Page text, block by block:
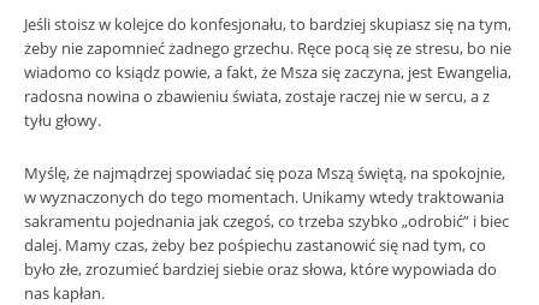
Jeśli stoisz w kolejce do konfesjonału, to bardziej skupiasz się na tym,
żeby nie zapomnieć żadnego grzechu. Ręce pocą się ze stresu, bo nie
wiadomo co ksiądz powie, a fakt, że Msza się zaczyna, jest Ewangelia,
radosna nowina o zbawieniu świata, zostaje raczej nie w sercu, a z
tyłu głowy.
Myślę, że najmądrzej spowiadać się poza Mszą świętą, na spokojnie,
w wyznaczonych do tego momentach. Unikamy wtedy traktowania
sakramentu pojednania jak czegoś, co trzeba szybko „odrobić” i biec
dalej. Mamy czas, żeby bez pośpiechu zastanowić się nad tym, co
było złe, zrozumieć bardziej siebie oraz słowa, które wypowiada do
nas kapłan.